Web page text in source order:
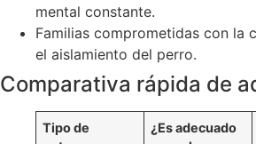
mental constante.
Familias comprometidas con la
el aislamiento del perro.
Comparativa rápida de
Tipo de
¿Es adecuado